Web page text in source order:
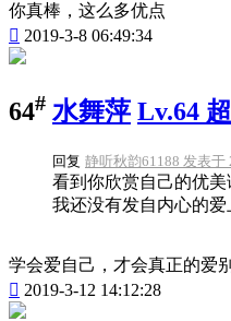
你真棒，这么多优点
 2019-3-8 06:49:34
64# 水舞萍 Lv.64
回复 静听秋韵61188 发表于
看到你欣赏自己的优
我还没有发自内心的爱
学会爱自己，才会真正的爱
 2019-3-12 14:12:28